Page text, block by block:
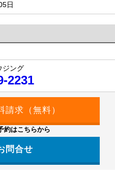
日
ジング
2231
約はこちらから
問合せ